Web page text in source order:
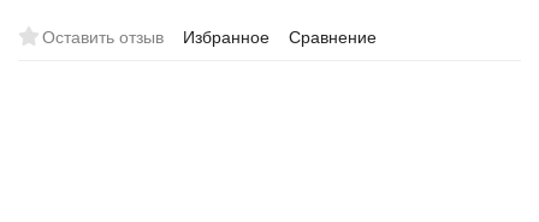
Оставить отзыв Избранное Сравнение